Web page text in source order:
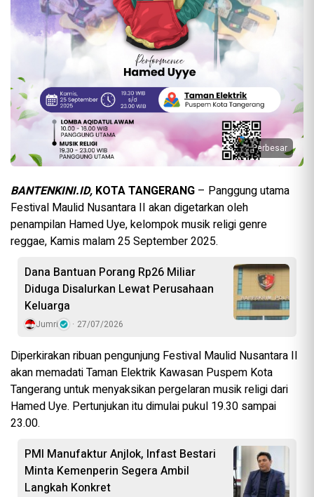
Perbesar
BANTENKINI.ID, KOTA TANGERANG – Panggung utama
Festival Maulid Nusantara II akan digetarkan oleh
penampilan Hamed Uye, kelompok musik religi genre
reggae, Kamis malam 25 September 2025.
Dana Bantuan Porang Rp26 Miliar
Diduga Disalurkan Lewat Perusahaan
Keluarga
Jumri 27/07/2026
Diperkirakan ribuan pengunjung Festival Maulid Nusantara II
akan memadati Taman Elektrik Kawasan Puspem Kota
Tangerang untuk menyaksikan pergelaran musik religi dari
Hamed Uye. Pertunjukan itu dimulai pukul 19.30 sampai
23.00.
PMI Manufaktur Anjlok, Infast Bestari
Minta Kemenperin Segera Ambil
Langkah Konkret ​